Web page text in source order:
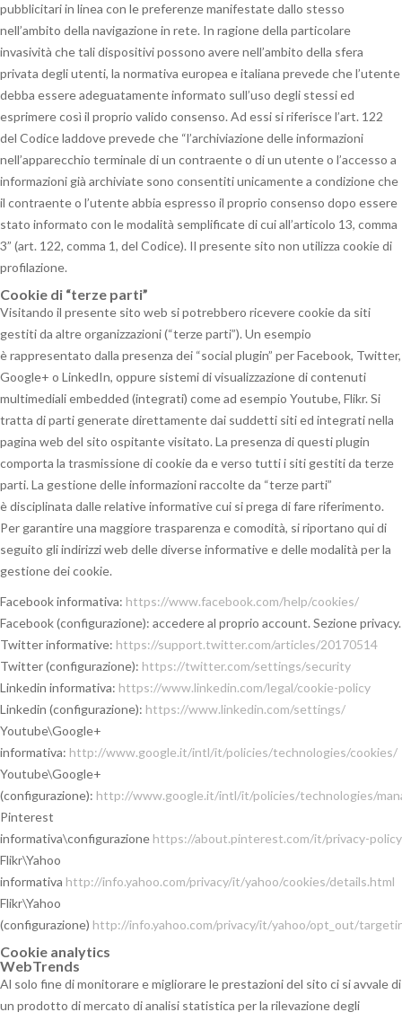
pubblicitari in linea con le preferenze manifestate dallo stesso
nell’ambito della navigazione in rete. In ragione della particolare
invasività che tali dispositivi possono avere nell’ambito della sfera
privata degli utenti, la normativa europea e italiana prevede che l’utente
debba essere adeguatamente informato sull’uso degli stessi ed
esprimere così il proprio valido consenso. Ad essi si riferisce l’art. 122
del Codice laddove prevede che “l’archiviazione delle informazioni
nell’apparecchio terminale di un contraente o di un utente o l’accesso a
informazioni già archiviate sono consentiti unicamente a condizione che
il contraente o l’utente abbia espresso il proprio consenso dopo essere
stato informato con le modalità semplificate di cui all’articolo 13, comma
3” (art. 122, comma 1, del Codice). Il presente sito non utilizza cookie di
profilazione.
Cookie di “terze parti”
Visitando il presente sito web si potrebbero ricevere cookie da siti
gestiti da altre organizzazioni (“terze parti”). Un esempio
è rappresentato dalla presenza dei “social plugin” per Facebook, Twitter,
Google+ o LinkedIn, oppure sistemi di visualizzazione di contenuti
multimediali embedded (integrati) come ad esempio Youtube, Flikr. Si
tratta di parti generate direttamente dai suddetti siti ed integrati nella
pagina web del sito ospitante visitato. La presenza di questi plugin
comporta la trasmissione di cookie da e verso tutti i siti gestiti da terze
parti. La gestione delle informazioni raccolte da “terze parti”
è disciplinata dalle relative informative cui si prega di fare riferimento.
Per garantire una maggiore trasparenza e comodità, si riportano qui di
seguito gli indirizzi web delle diverse informative e delle modalità per la
gestione dei cookie.
Facebook informativa: https://www.facebook.com/help/cookies/
Facebook (configurazione): accedere al proprio account. Sezione privacy.
Twitter informative: https://support.twitter.com/articles/20170514
Twitter (configurazione): https://twitter.com/settings/security
Linkedin informativa: https://www.linkedin.com/legal/cookie-policy
Linkedin (configurazione): https://www.linkedin.com/settings/
Youtube\Google+
informativa: http://www.google.it/intl/it/policies/technologies/cookies/
Youtube\Google+
(configurazione): http://www.google.it/intl/it/policies/technologies/
Pinterest
informativa\configurazione https://about.pinterest.com/it/privacy-policy
Flikr\Yahoo
informativa http://info.yahoo.com/privacy/it/yahoo/cookies/details.html
Flikr\Yahoo
(configurazione) http://info.yahoo.com/privacy/it/yahoo/opt_out/
Cookie analytics
WebTrends
Al solo fine di monitorare e migliorare le prestazioni del sito ci si avvale di
un prodotto di mercato di analisi statistica per la rilevazione degli